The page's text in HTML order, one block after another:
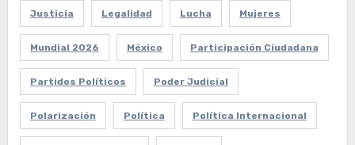
Justicia Legalidad Lucha Mujeres
Mundial 2026 México Participación Ciudadana
Partidos Políticos Poder Judicial
Polarización Política Política Internacional